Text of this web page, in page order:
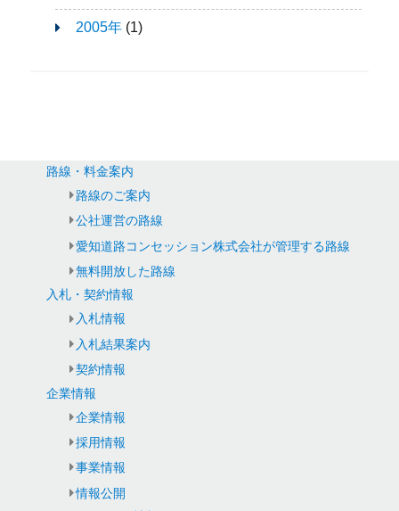
2005年(1)
路線・料金案内
路線のご案内
公社運営の路線
愛知道路コンセッション株式会社が管理する路線
無料開放した路線
入札・契約情報
入札情報
入札結果案内
契約情報
企業情報
企業情報
採用情報
事業情報
情報公開